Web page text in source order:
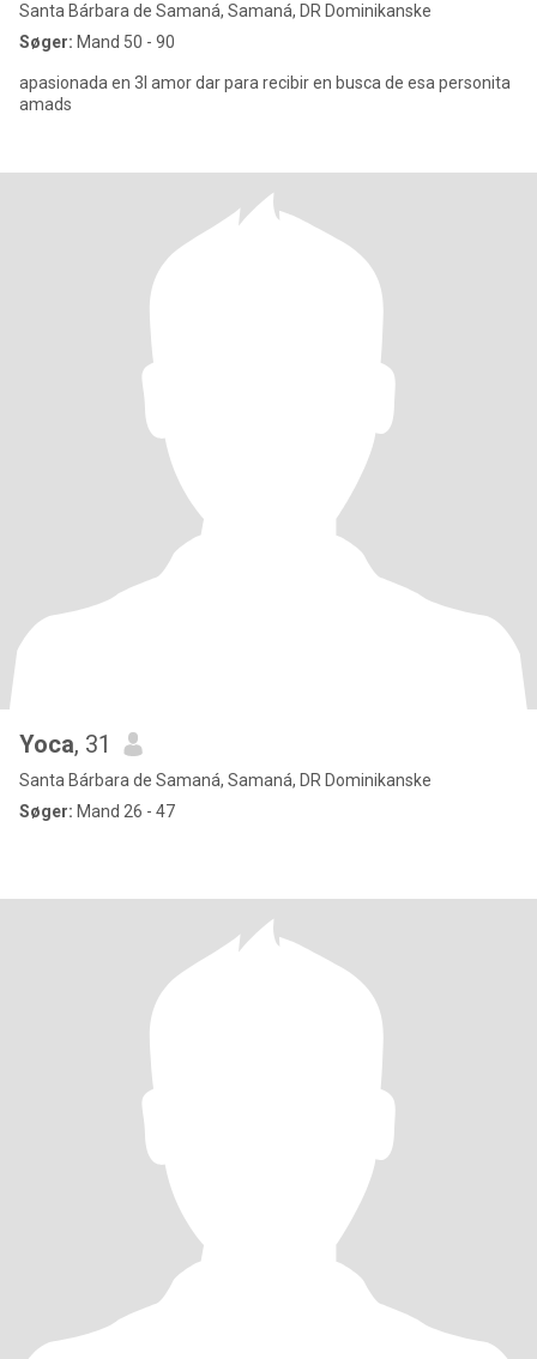
Santa Bárbara de Samaná, Samaná, DR Dominikanske
Søger: Mand 50 - 90
apasionada en 3l amor dar para recibir en busca de esa personita
amads
Yoca, 31
Santa Bárbara de Samaná, Samaná, DR Dominikanske
Søger: Mand 26 - 47